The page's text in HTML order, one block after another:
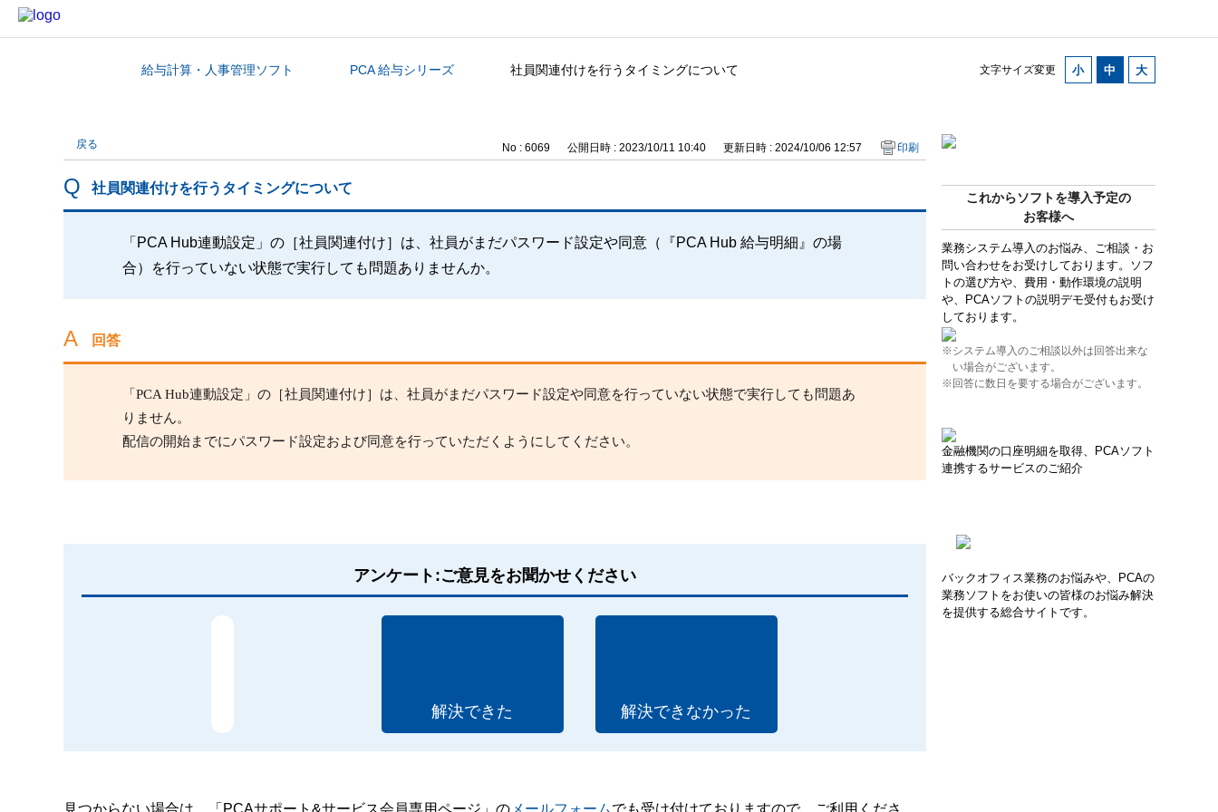
文字サイズ変更
カテゴリから探す給与計算・人事管理ソフト PCA 給与シリーズ 社員関連付けを行うタイミングについて
これからソフトを導入予定の
お客様へ
業務システム導入のお悩み、ご相談・お
問い合わせをお受けしております。ソフ
トの選び方や、費用・動作環境の説明
や、PCAソフトの説明デモ受付もお受け
しております。
※システム導入のご相談以外は回答出来な
い場合がございます。
※回答に数日を要する場合がございます。
金融機関の口座明細を取得、PCAソフト
連携するサービスのご紹介
バックオフィス業務のお悩みや、PCAの
業務ソフトをお使いの皆様のお悩み解決
を提供する総合サイトです。
戻る No : 6069 公開日時 : 2023/10/11 10:40 更新日時 : 2024/10/06 12:57 印刷
社員関連付けを行うタイミングについて
「PCA Hub連動設定」の［社員関連付け］は、社員がまだパスワード設定や同意（『PCA Hub 給与明細』の場
合）を行っていない状態で実行しても問題ありませんか。
回答
「PCA Hub連動設定」の［社員関連付け］は、社員がまだパスワード設定や同意を行っていない状態で実行しても問題あ
りません。
配信の開始までにパスワード設定および同意を行っていただくようにしてください。
アンケート:ご意見をお聞かせください
解決できた 解決できなかった
見つからない場合は、「PCAサポート&サービス会員専用ページ」のメールフォームでも受け付けておりますので、ご利用くださ